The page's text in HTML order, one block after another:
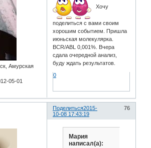
Амурская
05-01
Хочу
поделиться с вами своим
хорошим событием. Пришла
июньская молекулярка.
BCR/ABL 0,001%. Вчера
сдала очередной анализ,
буду ждать результатов.
0
Поделиться 76
2015-
10-08 17:43:19
Мария
написал(а):